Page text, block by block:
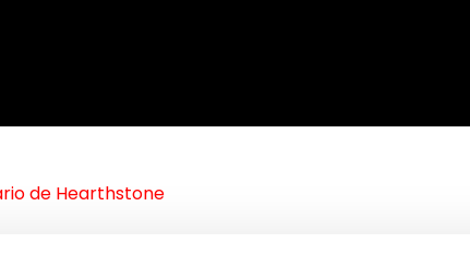
de Hearthstone